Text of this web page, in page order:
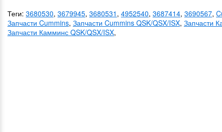
Теги: 3680530, 3679945, 3680531 , 4952540, 3687414, 3690567,
Запчасти Cummins, Запчасти Cummins QSK/QSX/ISX, Запчасти
Запчасти Камминс QSK/QSX/ISX,